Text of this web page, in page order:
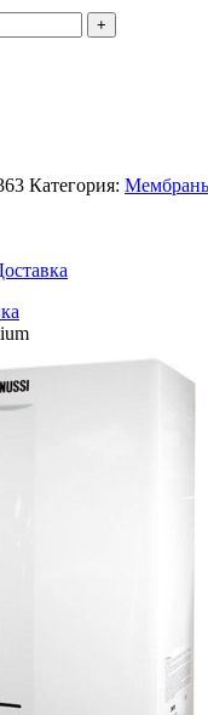
Категория: